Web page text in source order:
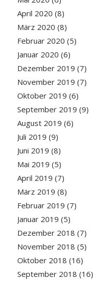
April 2020 (8)
März 2020 (8)
Februar 2020 (5)
Januar 2020 (6)
Dezember 2019 (7)
November 2019 (7)
Oktober 2019 (6)
September 2019 (9)
August 2019 (6)
Juli 2019 (9)
Juni 2019 (8)
Mai 2019 (5)
April 2019 (7)
März 2019 (8)
Februar 2019 (7)
Januar 2019 (5)
Dezember 2018 (7)
November 2018 (5)
Oktober 2018 (16)
September 2018 (16)